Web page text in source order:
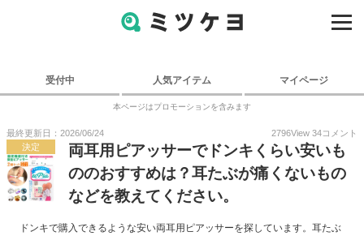
受付中 人気アイテム マイページ
本ページはプロモーションを含みます
最終更新日：2026/06/24 2796View 34コメント
決定
両耳用ピアッサーでドンキくらい安いも
ののおすすめは？耳たぶが痛くないもの
などを教えてください。
ドンキで購入できるような安い両耳用ピアッサーを探しています。耳たぶ